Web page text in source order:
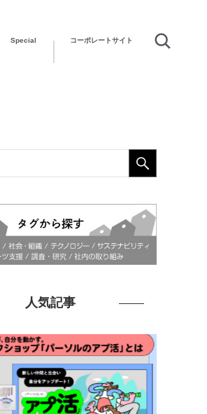
Special コーポレートサイト
人気記事